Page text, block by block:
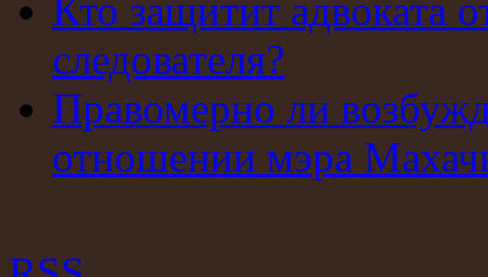
Кто защитит адвоката
следователя?
Правомерно ли
отношении мэра